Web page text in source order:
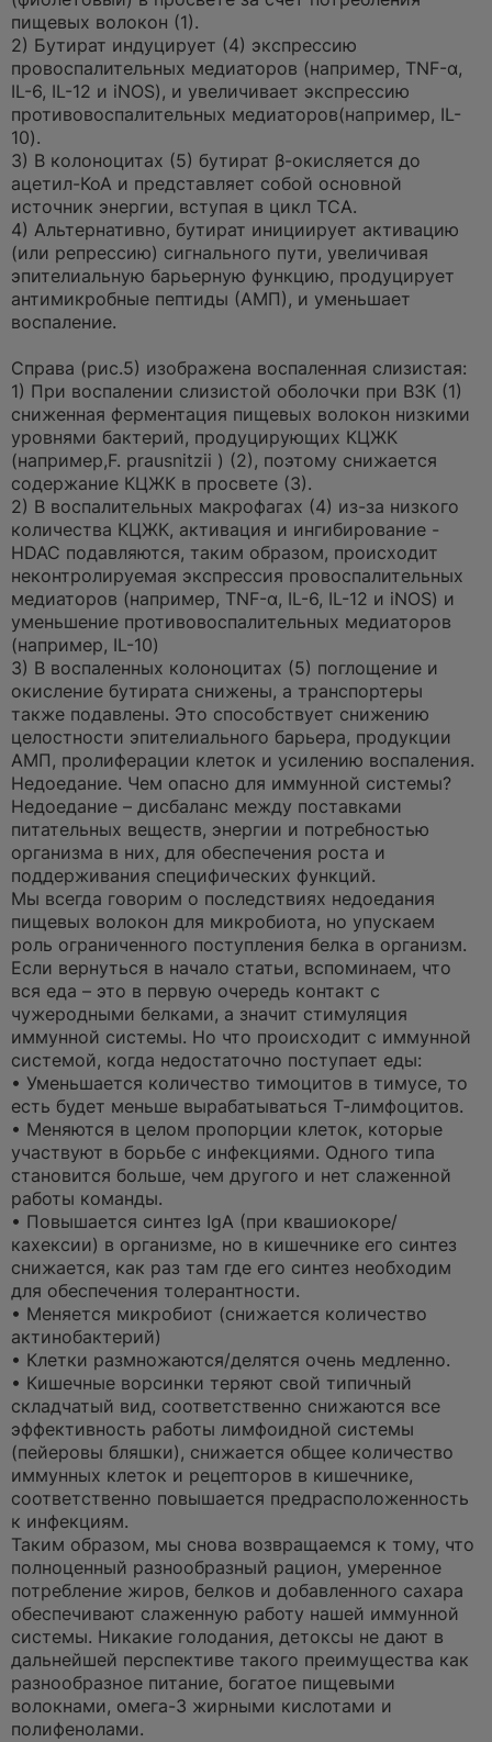
пищевых волокон (1).
2) Бутират индуцирует (4) экспрессию
провоспалительных медиаторов (например, TNF-α,
IL-6, IL-12 и iNOS), и увеличивает экспрессию
противовоспалительных медиаторов(например, IL-
10).
3) В колоноцитах (5) бутират β-окисляется до
ацетил-КоА и представляет собой основной
источник энергии, вступая в цикл ТСА.
4) Альтернативно, бутират инициирует активацию
(или репрессию) сигнального пути, увеличивая
эпителиальную барьерную функцию, продуцирует
антимикробные пептиды (АМП), и уменьшает
воспаление.
Справа (рис.5) изображена воспаленная слизистая:
1) При воспалении слизистой оболочки при ВЗК (1)
сниженная ферментация пищевых волокон низкими
уровнями бактерий, продуцирующих КЦЖК
(например,F. prausnitzii ) (2), поэтому снижается
содержание КЦЖК в просвете (3).
2) В воспалительных макрофагах (4) из-за низкого
количества КЦЖК, активация и ингибирование -
HDAC подавляются, таким образом, происходит
неконтролируемая экспрессия провоспалительных
медиаторов (например, TNF-α, IL-6, IL-12 и iNOS) и
уменьшение противовоспалительных медиаторов
(например, IL-10)
3) В воспаленных колоноцитах (5) поглощение и
окисление бутирата снижены, а транспортеры
также подавлены. Это способствует снижению
целостности эпителиального барьера, продукции
АМП, пролиферации клеток и усилению воспаления.
Недоедание. Чем опасно для иммунной системы?
Недоедание – дисбаланс между поставками
питательных веществ, энергии и потребностью
организма в них, для обеспечения роста и
поддерживания специфических функций.
Мы всегда говорим о последствиях недоедания
пищевых волокон для микробиота, но упускаем
роль ограниченного поступления белка в организм.
Если вернуться в начало статьи, вспоминаем, что
вся еда – это в первую очередь контакт с
чужеродными белками, а значит стимуляция
иммунной системы. Но что происходит с иммунной
системой, когда недостаточно поступает еды:
• Уменьшается количество тимоцитов в тимусе, то
есть будет меньше вырабатываться Т-лимфоцитов.
• Меняются в целом пропорции клеток, которые
участвуют в борьбе с инфекциями. Одного типа
становится больше, чем другого и нет слаженной
работы команды.
• Повышается синтез IgA (при квашиокоре/
кахексии) в организме, но в кишечнике его синтез
снижается, как раз там где его синтез необходим
для обеспечения толерантности.
• Меняется микробиот (снижается количество
актинобактерий)
• Клетки размножаются/делятся очень медленно.
• Кишечные ворсинки теряют свой типичный
складчатый вид, соответственно снижаются все
эффективность работы лимфоидной системы
(пейеровы бляшки), снижается общее количество
иммунных клеток и рецепторов в кишечнике,
соответственно повышается предрасположенность
к инфекциям.
Таким образом, мы снова возвращаемся к тому, что
полноценный разнообразный рацион, умеренное
потребление жиров, белков и добавленного сахара
обеспечивают слаженную работу нашей иммунной
системы. Никакие голодания, детоксы не дают в
дальнейшей перспективе такого преимущества как
разнообразное питание, богатое пищевыми
волокнами, омега-3 жирными кислотами и
полифенолами.